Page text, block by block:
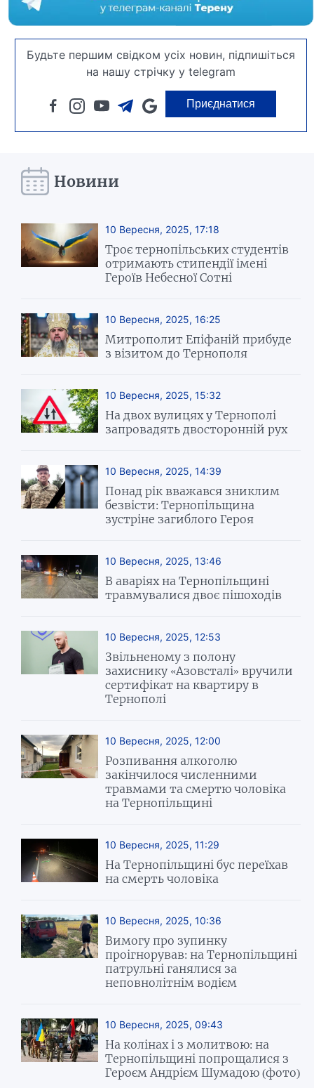
Будьте першим свідком усіх новин, підпишіться
на нашу стрічку у telegram
Приєднатися
Новини
10 Вересня, 2025, 17:18
Троє тернопільських студентів
отримають стипендії імені
Героїв Небесної Сотні
10 Вересня, 2025, 16:25
Митрополит Епіфаній прибуде
з візитом до Тернополя
10 Вересня, 2025, 15:32
На двох вулицях у Тернополі
запровадять двосторонній рух
10 Вересня, 2025, 14:39
Понад рік вважався зниклим
безвісти: Тернопільщина
зустріне загиблого Героя
10 Вересня, 2025, 13:46
В аваріях на Тернопільщині
травмувалися двоє пішоходів
10 Вересня, 2025, 12:53
Звільненому з полону
захиснику «Азовсталі» вручили
сертифікат на квартиру в
Тернополі
10 Вересня, 2025, 12:00
Розпивання алкоголю
закінчилося численними
травмами та смертю чоловіка
на Тернопільщині
10 Вересня, 2025, 11:29
На Тернопільщині бус переїхав
на смерть чоловіка
10 Вересня, 2025, 10:36
Вимогу про зупинку
проігнорував: на Тернопільщині
патрульні ганялися за
неповнолітнім водієм
10 Вересня, 2025, 09:43
На колінах і з молитвою: на
Тернопільщині попрощалися з
Героєм Андрієм Шумадою (фото)